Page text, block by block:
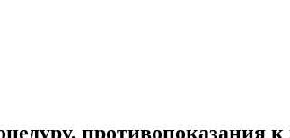
противопоказания к